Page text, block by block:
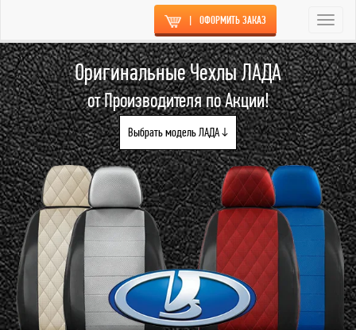
| ОФОРМИТЬ ЗАКАЗ
Оригинальные Чехлы ЛАДА
от Производителя по Акции!
Выбрать модель ЛАДА ↓